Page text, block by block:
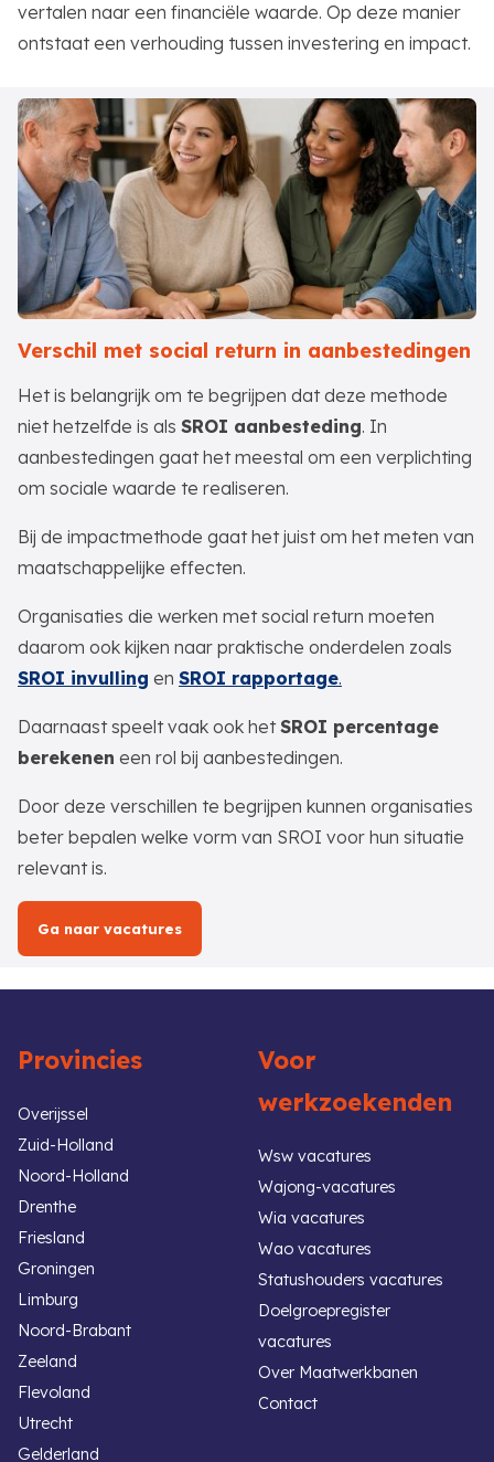
vertalen naar een financiële waarde. Op deze manier
ontstaat een verhouding tussen investering en impact.
Verschil met social return in aanbestedingen
Het is belangrijk om te begrijpen dat deze methode
niet hetzelfde is als SROI aanbesteding. In
aanbestedingen gaat het meestal om een verplichting
om sociale waarde te realiseren.
Bij de impactmethode gaat het juist om het meten van
maatschappelijke effecten.
Organisaties die werken met social return moeten
daarom ook kijken naar praktische onderdelen zoals
SROI invulling en SROI rapportage.
Daarnaast speelt vaak ook hetSROI percentage
berekenen een rol bij aanbestedingen.
Door deze verschillen te begrijpen kunnen organisaties
beter bepalen welke vorm van SROI voor hun situatie
relevant is.
Ga naar vacatures
Provincies
Overijssel
Zuid-Holland
Noord-Holland
Drenthe
Friesland
Groningen
Limburg
Noord-Brabant
Zeeland
Flevoland
Utrecht
Gelderland
Voor
werkzoekenden
Wsw vacatures
Wajong-vacatures
Wia vacatures
Wao vacatures
Statushouders vacatures
Doelgroepregister
vacatures
Over Maatwerkbanen
Contact